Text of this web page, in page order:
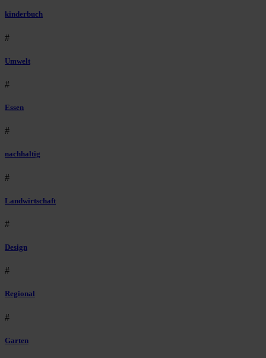
kinderbuch
#
Umwelt
#
Essen
#
nachhaltig
#
Landwirtschaft
#
Design
#
Regional
#
Garten